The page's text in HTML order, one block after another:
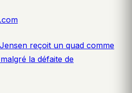
reçoit un quad comme
la défaite de